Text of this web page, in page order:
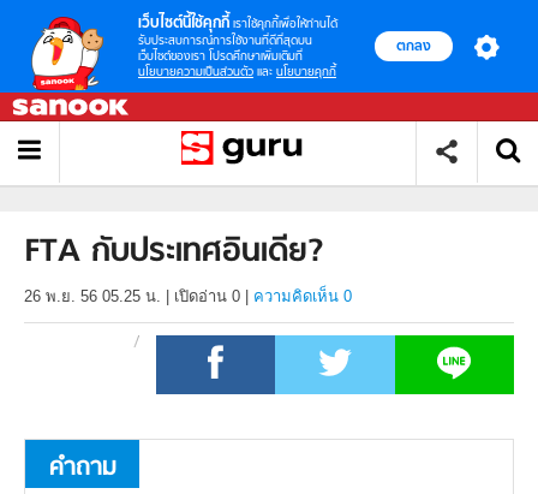
เว็บไซต์นี้ใช้คุกกี้ เราใช้คุกกี้เพื่อให้ท่านได้
รับประสบการณ์การใช้งานที่ดีที่สุดบน
เว็บไซต์ของเรา โปรดศึกษาเพิ่มเติมที่
นโยบายความเป็นส่วนตัว และ นโยบายคุกกี้
ตกลง
FTA กับประเทศอินเดีย?
26 พ.ย. 56 05.25 น. เปิดอ่าน 0 ความคิดเห็น 0
คำถาม